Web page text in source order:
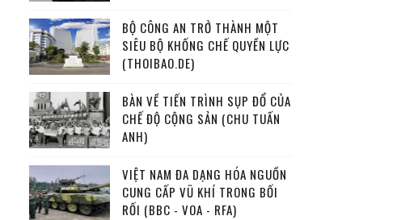
BỘ CÔNG AN TRỞ THÀNH MỘT
SIÊU BỘ KHỐNG CHẾ QUYỀN LỰC
(THOIBAO.DE)
BÀN VỀ TIẾN TRÌNH SỤP ĐỔ CỦA
CHẾ ĐỘ CỘNG SẢN (CHU TUẤN
ANH)
VIỆT NAM ĐA DẠNG HÓA NGUỒN
CUNG CẤP VŨ KHÍ TRONG BỐI
RỐI (BBC - VOA - RFA)